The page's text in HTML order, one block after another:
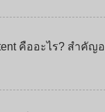
คืออะไร? สำคัญ